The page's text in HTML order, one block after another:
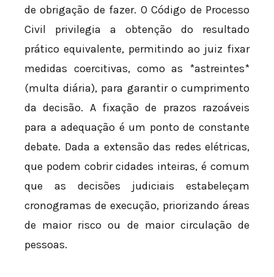
de obrigação de fazer. O Código de Processo
Civil privilegia a obtenção do resultado
prático equivalente, permitindo ao juiz fixar
medidas coercitivas, como as *astreintes*
(multa diária), para garantir o cumprimento
da decisão. A fixação de prazos razoáveis
para a adequação é um ponto de constante
debate. Dada a extensão das redes elétricas,
que podem cobrir cidades inteiras, é comum
que as decisões judiciais estabeleçam
cronogramas de execução, priorizando áreas
de maior risco ou de maior circulação de
pessoas.